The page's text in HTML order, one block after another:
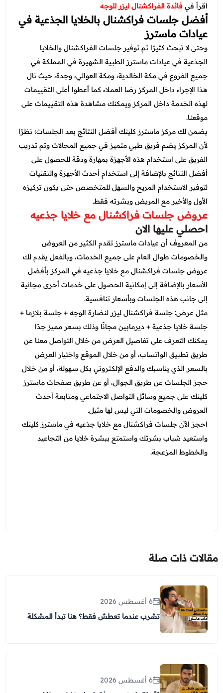
اقرأ فيفائدة الفراكشنال ليزر للوجه
أفضل جلسات فراكشنال بالخلايا الجذعية في
عيادات ماسترز
وحتى لا تبحث كثيرًا تم توفير جلسات الفراكشنال والخلايا
الجذعية في عيادات ماسترز الطبية الشهيرة في المملكة في
جميع الفروع في مكة الخالدية، ومكة العوالي، وجدة، حيث نال
هذا الإجراء داخل المركز رضا العملاء كما أعطوا أعلى التقييمات
لهذه الخدمة داخل المركز ويمكنك مشاهدة هذه التقييمات على
موقعنا.
يضمن لك مركز ماسترز كلينك أفضل النتائج بعد الجلسات؛ نظرًا
لأن المركز يضم فريق طبي متميز في جميع المجالات وتم تدريب
الفريق على استخدام هذه الأجهزة بمهارة ودقة للحصول على
أفضل النتائج بالإضافة إلى استخدام أحدث الأجهزة والتقنيات
لتوفير الاستخدام المريح والسهل للمتخصص حتى يكون تركيزه
الأول والأخير مع المريض وبشرته فقط.
عروض جلسات فراكشنال مع خلايا جذعيه
احصلي عليها الان
من المعروف أن عيادات ماسترز تقدم الكثير من العروض
والخصومات طوال العام على جميع الخدمات، وبالفعل يقدم لك
عروض جلسات فراكشنال مع خلايا جذعيه في المركز بأفضل
الأسعار بالإضافة إلى إمكانية الحصول على خدمات أخرى مجانية
إلى جانب هذه الجلسات وبأسعار تنافسية.
مثل عرض: جلسة فراكشنال ليزر لنضارة الوجه + جلسة بلازما +
جلسة خلايا جذعية + ديرمابين مجانًا وذلك بسعر مميز جدًا
يمكنك التعرف على تفاصيل العرض من خلال التواصل معنا عن
طريق تطبيق الواتساب، أو من خلال الموقع واختيار العرض
بالسعر الذي يناسبك والدفع الإلكتروني بكل سهولة، أو من خلال
حجز الجلسات عن طريق الجوال، أو عن طريق صفحات ماسترز
كلينك على جميع وسائل التواصل الاجتماعي ومتابعة أحدث
العروض والخصومات التي ليس لها مثيل.
احجز الآن جلسات فراكشنال مع خلايا جذعيه في ماسترز كلينك
واستعيد شباب بشرتك واستمتع ببشرة خلايا من التجاعيد
والخطوط المزعجة.
مقالات ذات صلة
6 أغسطس 2026
تشرب عندما تعطش فقط؟ هنا تبدأ المشكلة
6 أغسطس 2026